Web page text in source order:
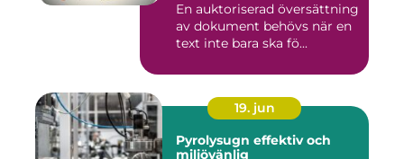
En auktoriserad översättning
av dokument behövs när en
text inte bara ska fö...
19. jun
Pyrolysugn effektiv och
miljövänlig